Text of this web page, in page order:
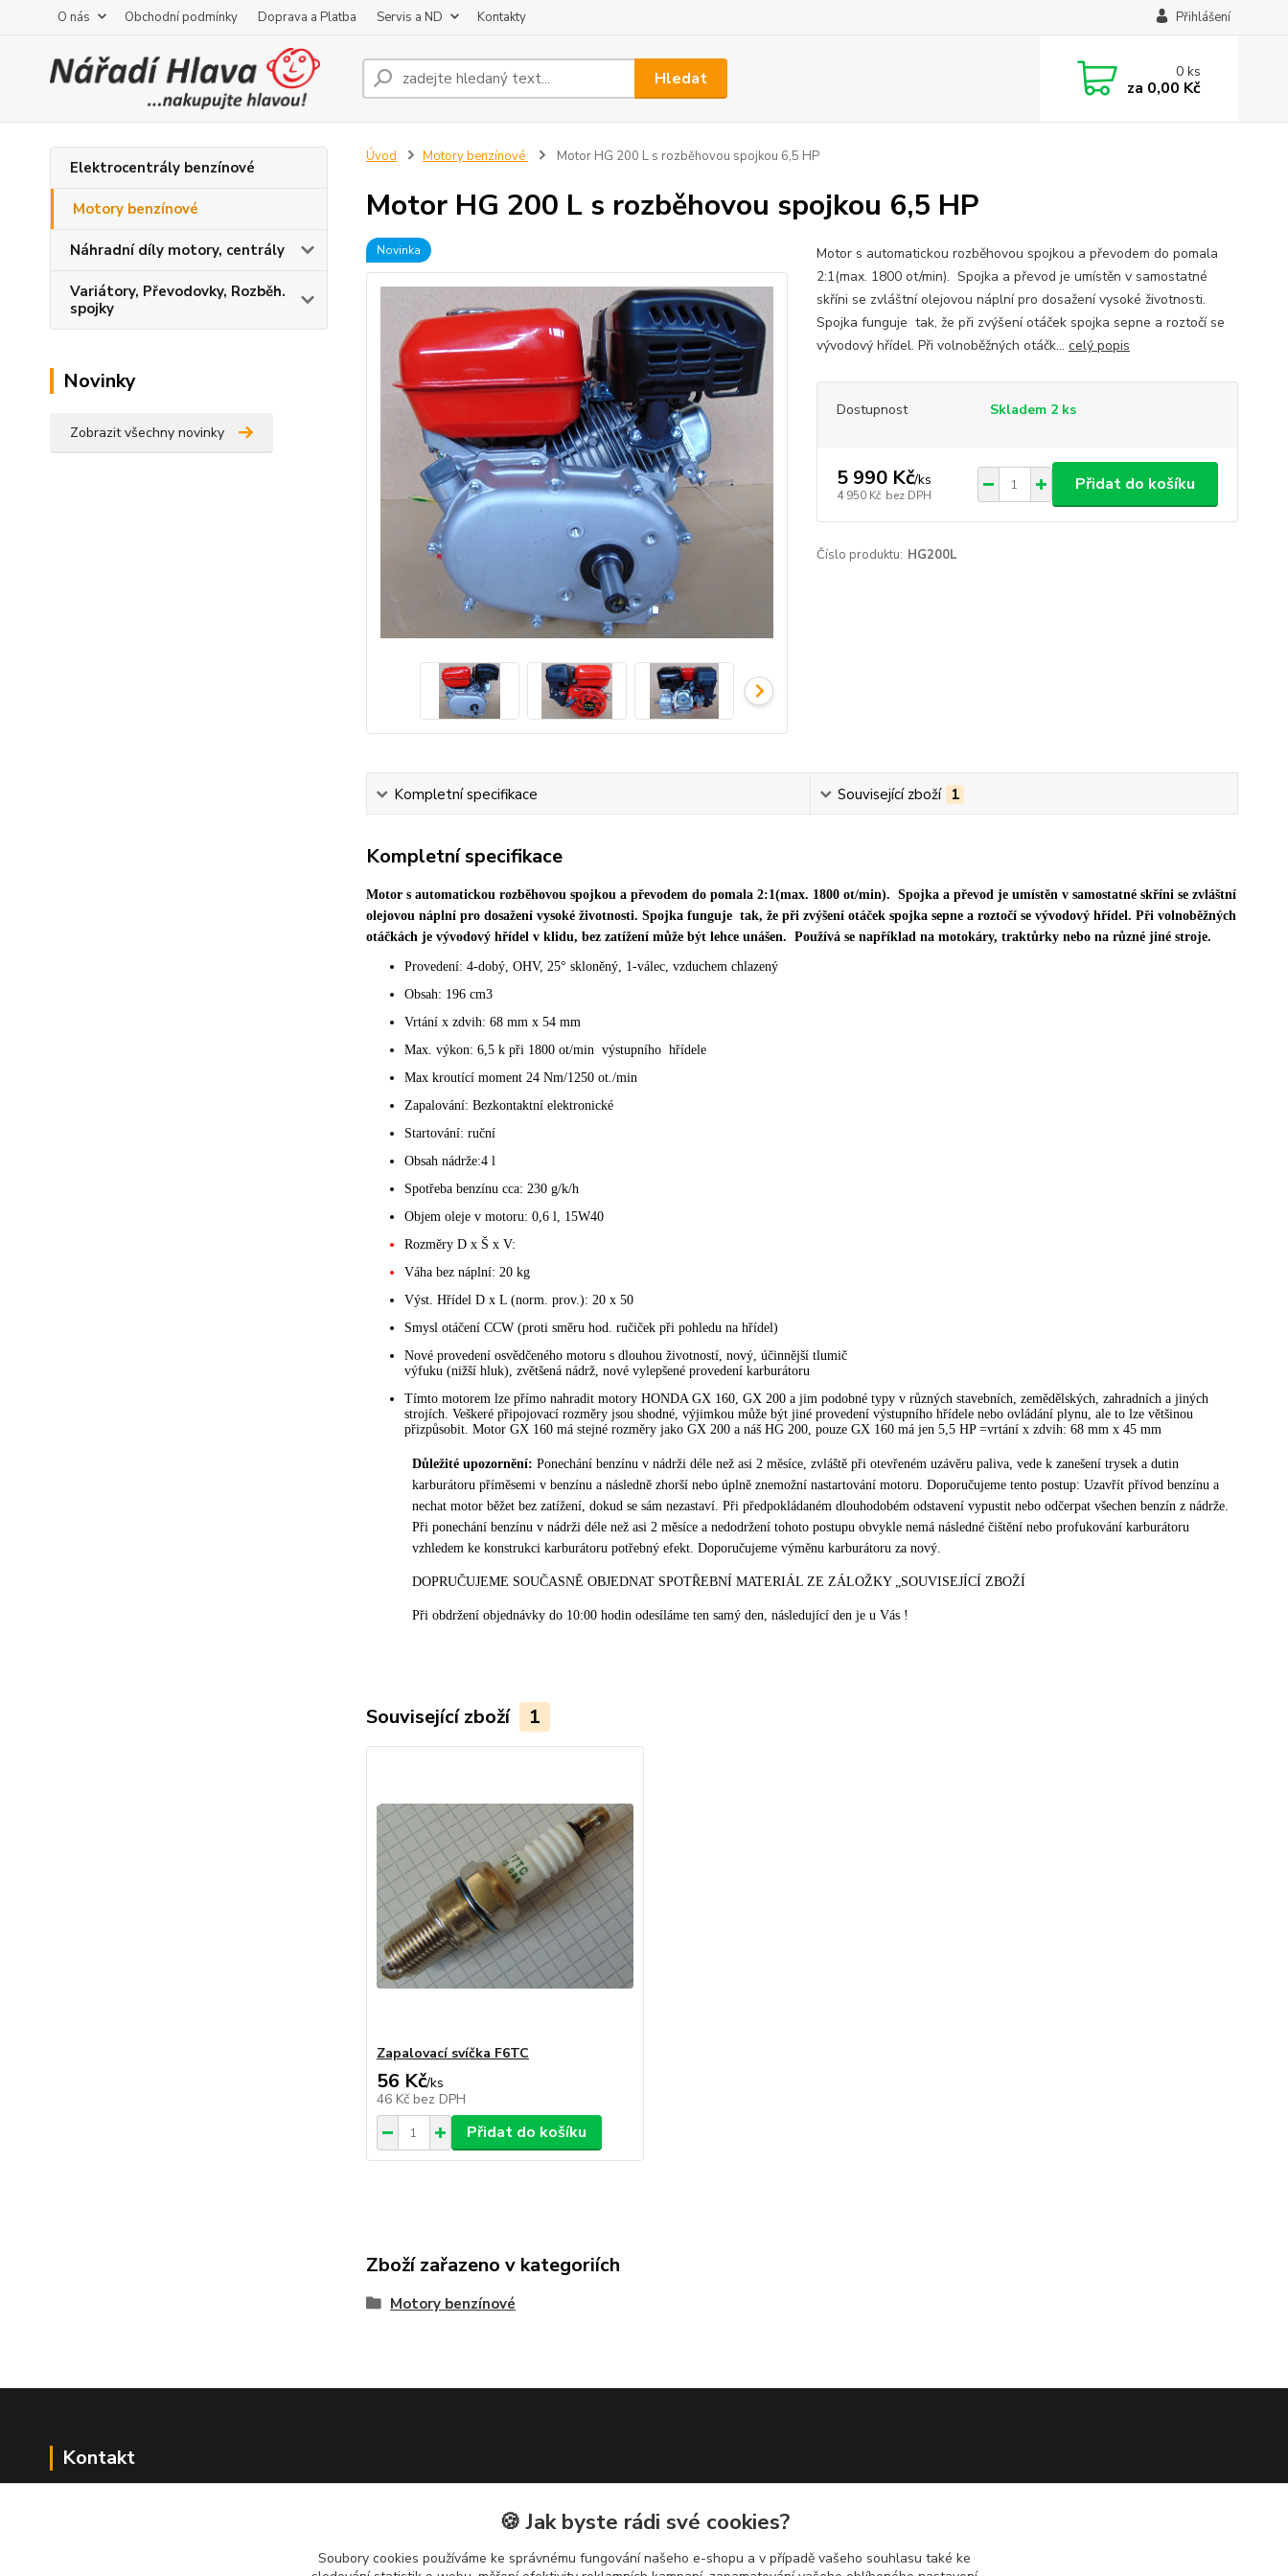
O nás Obchodní podmínky Doprava a Platba Servis a ND Kontakty Přihlášení
Hledat 0ks
za 0,00 Kč
Elektrocentrály benzínové
Motory benzínové
Náhradní díly motory, centrály
Variátory, Převodovky, Rozběh.
spojky
Novinky
Zobrazit všechny novinky
Úvod Motory benzínové Motor HG 200 L s rozběhovou spojkou 6,5 HP
Motor HG 200 L s rozběhovou spojkou 6,5 HP
Novinka
Motor s automatickou rozběhovou spojkou a převodem do pomala
2:1(max. 1800 ot/min). Spojka a převod je umístěn v samostatné
skříni se zvláštní olejovou náplní pro dosažení vysoké životnosti.
Spojka funguje tak, že při zvýšení otáček spojka sepne a roztočí se
vývodový hřídel. Při volnoběžných otáčk... celý popis
Dostupnost Skladem 2 ks
5 990 Kč/ks
4 950 Kč bez DPH
Přidat do košíku
Číslo produktu: HG200L
Kompletní specifikace Související zboží 1
Kompletní specifikace
Motor s automatickou rozběhovou spojkou a převodem do pomala 2:1(max. 1800 ot/min). Spojka a převod je umístěn v samostatné skříni se zvláštní
olejovou náplní pro dosažení vysoké životnosti. Spojka funguje tak, že při zvýšení otáček spojka sepne a roztočí se vývodový hřídel. Při volnoběžných
otáčkách je vývodový hřídel v klidu, bez zatížení může být lehce unášen. Používá se například na motokáry, traktůrky nebo na různé jiné stroje.
Provedení: 4-dobý, OHV, 25° skloněný, 1-válec, vzduchem chlazený
Obsah: 196 cm3
Vrtání x zdvih: 68 mm x 54 mm
Max. výkon: 6,5 k při 1800 ot/min výstupního hřídele
Max kroutící moment 24 Nm/1250 ot./min
Zapalování: Bezkontaktní elektronické
Startování: ruční
Obsah nádrže:4 l
Spotřeba benzínu cca: 230 g/k/h
Objem oleje v motoru: 0,6 l, 15W40
Rozměry D x Š x V:
Váha bez náplní: 20 kg
Výst. Hřídel D x L (norm. prov.): 20 x 50
Smysl otáčení CCW (proti směru hod. ručiček při pohledu na hřídel)
Nové provedení osvědčeného motoru s dlouhou životností, nový, účinnější tlumič
výfuku (nižší hluk), zvětšená nádrž, nové vylepšené provedení karburátoru
Tímto motorem lze přímo nahradit motory HONDA GX 160, GX 200 a jim podobné typy v různých stavebních, zemědělských, zahradních a jiných
strojích. Veškeré připojovací rozměry jsou shodné, výjimkou může být jiné provedení výstupního hřídele nebo ovládání plynu, ale to lze většinou
přizpůsobit. Motor GX 160 má stejné rozměry jako GX 200 a náš HG 200, pouze GX 160 má jen 5,5 HP =vrtání x zdvih: 68 mm x 45 mm
Důležité upozornění: Ponechání benzínu v nádrži déle než asi 2 měsíce, zvláště při otevřeném uzávěru paliva, vede k zanešení trysek a dutin
karburátoru příměsemi v benzínu a následně zhorší nebo úplně znemožní nastartování motoru. Doporučujeme tento postup: Uzavřít přívod benzínu a
nechat motor běžet bez zatížení, dokud se sám nezastaví. Při předpokládaném dlouhodobém odstavení vypustit nebo odčerpat všechen benzín z nádrže.
Při ponechání benzínu v nádrži déle než asi 2 měsíce a nedodržení tohoto postupu obvykle nemá následné čištění nebo profukování karburátoru
vzhledem ke konstrukci karburátoru potřebný efekt. Doporučujeme výměnu karburátoru za nový.
DOPRUČUJEME SOUČASNĚ OBJEDNAT SPOTŘEBNÍ MATERIÁL ZE ZÁLOŽKY „SOUVISEJÍCÍ ZBOŽÍ
Při obdržení objednávky do 10:00 hodin odesíláme ten samý den, následující den je u Vás !
Související zboží 1
Zapalovací svíčka F6TC
56 Kč/ks
46 Kč bez DPH
Přidat do košíku
Zboží zařazeno v kategoriích
Motory benzínové
Kontakt
🍪 Jak byste rádi své cookies?
Soubory cookies používáme ke správnému fungování našeho e-shopu a v případě vašeho souhlasu také ke